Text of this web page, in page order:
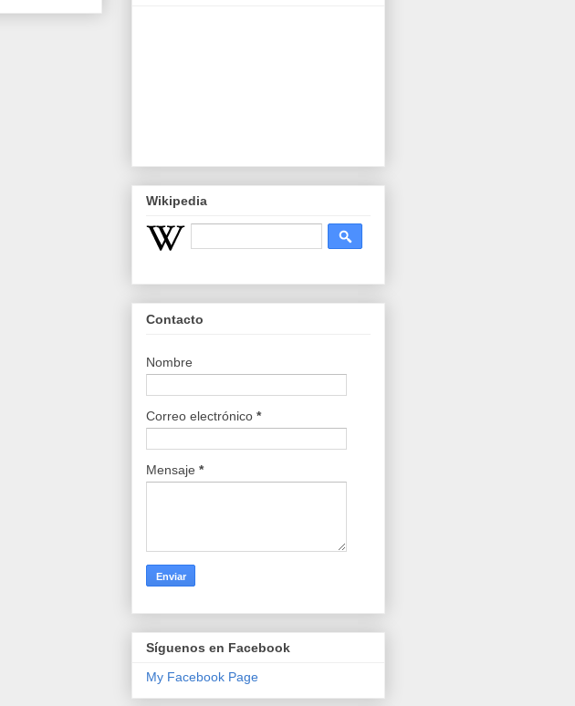
Wikipedia
Contacto
Nombre
Correo electrónico *
Mensaje *
Síguenos en Facebook
My Facebook Page